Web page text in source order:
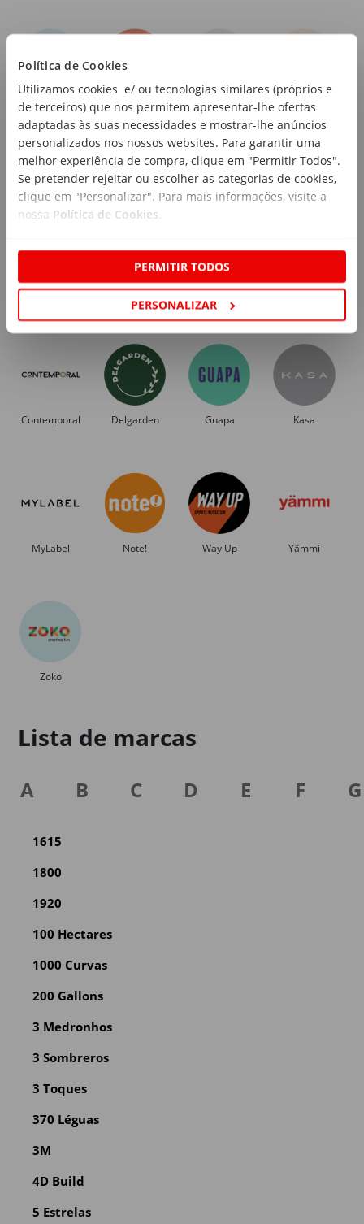
Política de Cookies
Utilizamos cookies e/ ou tecnologias similares (próprios e
de terceiros) que nos permitem apresentar-lhe ofertas
adaptadas às suas necessidades e mostrar-lhe anúncios
personalizados nos nossos websites. Para garantir uma
melhor experiência de compra, clique em "Permitir Todos".
Se pretender rejeitar ou escolher as categorias de cookies,
clique em "Personalizar". Para mais informações, visite a
nossa Política de Cookies
PERMITIR TODOS
PERSONALIZAR
Continente
Equilíbrio
Continente Pet
Continente
Seleção
Cozinha
Continente
Marcas exclusivas
Albenaz Bem Me Quer Berg Boost
Contemporal Delgarden Guapa Kasa
MyLabel Note! Way Up Yämmi
Zoko
Lista de marcas
A B C D E F G
1615
1800
1920
100 Hectares
1000 Curvas
200 Gallons
3 Medronhos
3 Sombreros
3 Toques
370 Léguas
3M
4D Build
5 Estrelas